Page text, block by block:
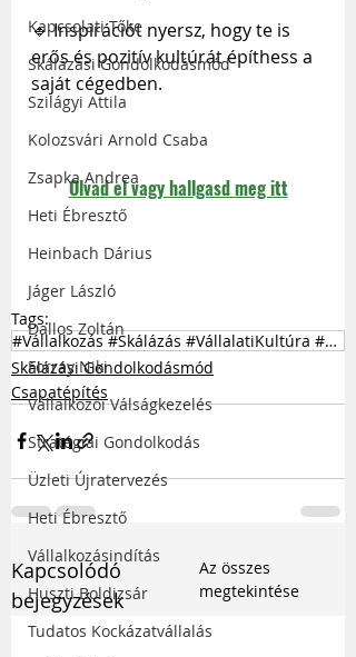
Kapcsolati Tőke
Skálázási Gondolkodásmód
Szilágyi Attila
Kolozsvári Arnold Csaba
Zsapka Andrea
Heti Ébresztő
Heinbach Dárius
Jáger László
Dallos Zoltán
Forray Niki
Vállalkozói Válságkezelés
Stratégiai Gondolkodás
Üzleti Újratervezés
Heti Ébresztő
Vállalkozásindítás
Huszti Boldizsár
Tudatos Kockázatvállalás
🔹 Inspirációt nyersz, hogy te is
erős és pozitív kultúrát építhess a
saját cégedben.
Olvad el vagy hallgasd meg itt
Tags:
#Vállalkozás #Skálázás #VállalatiKultúra #BusinessStratégia #MagyarBusiness
Skálázási Gondolkodásmód
Csapatépítés
Kapcsolódó
bejegyzések
Az összes
megtekintése